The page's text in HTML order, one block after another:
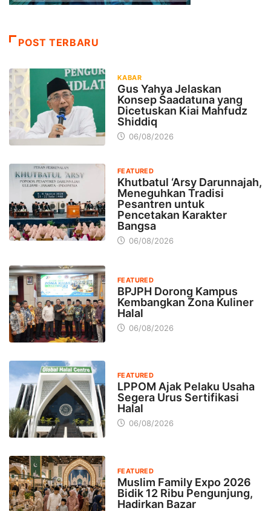
POST TERBARU
KABAR
Gus Yahya Jelaskan
Konsep Saadatuna yang
Dicetuskan Kiai Mahfudz
Shiddiq
06/08/2026
FEATURED
Khutbatul ‘Arsy Darunnajah,
Meneguhkan Tradisi
Pesantren untuk
Pencetakan Karakter
Bangsa
06/08/2026
FEATURED
BPJPH Dorong Kampus
Kembangkan Zona Kuliner
Halal
06/08/2026
FEATURED
LPPOM Ajak Pelaku Usaha
Segera Urus Sertifikasi
Halal
06/08/2026
FEATURED
Muslim Family Expo 2026
Bidik 12 Ribu Pengunjung,
Hadirkan Bazar